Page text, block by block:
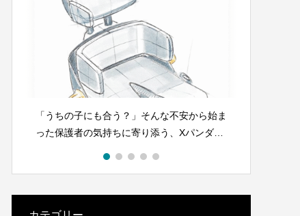
ｘパンダ：シェイプの調節方法 – 基本②